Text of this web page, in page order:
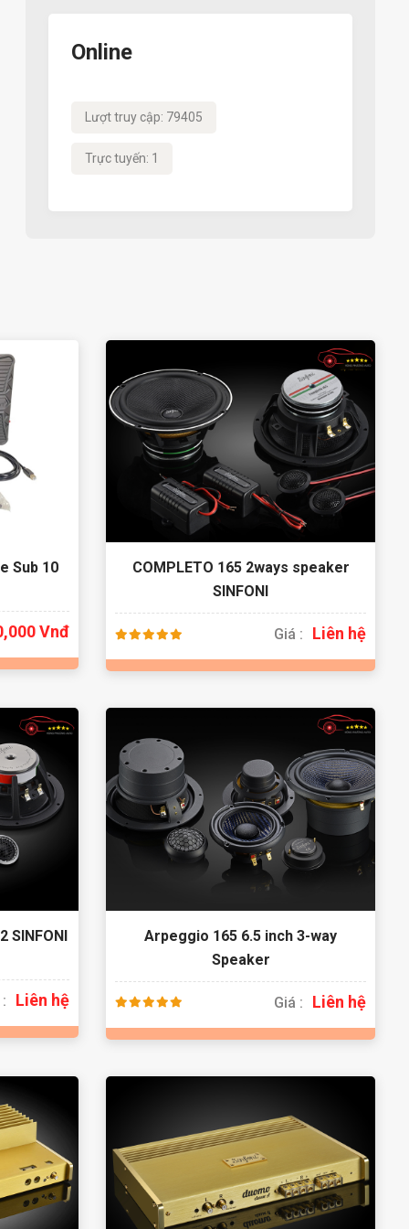
Online
Lượt truy cập: 79405
Trực tuyến: 1
Sub 10
Vnđ
COMPLETO 165 2ways speaker
SINFONI
Giá : Liên hệ
SINFONI
Liên hệ
Arpeggio 165 6.5 inch 3-way
Speaker
Giá : Liên hệ